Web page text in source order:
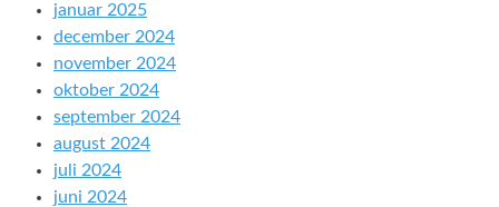
januar 2025
december 2024
november 2024
oktober 2024
september 2024
august 2024
juli 2024
juni 2024